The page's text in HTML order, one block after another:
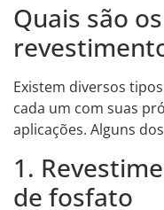
Quais são
Existem diversos
cada um com suas
aplicações. Alguns
1.
de fosfato